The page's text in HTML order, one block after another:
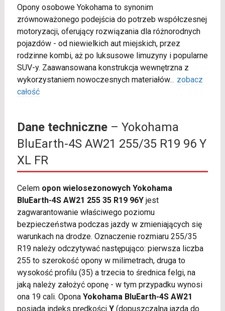
Opony osobowe Yokohama to synonim
zrównoważonego podejścia do potrzeb współczesnej
motoryzacji, oferujący rozwiązania dla różnorodnych
pojazdów - od niewielkich aut miejskich, przez
rodzinne kombi, aż po luksusowe limuzyny i popularne
SUV-y. Zaawansowana konstrukcja wewnętrzna z
wykorzystaniem nowoczesnych materiałów... zobacz
całość
Dane techniczne– Yokohama
BluEarth-4S AW21 255/35 R19 96 Y
XL FR
Celem opon wielosezonowych Yokohama
BluEarth-4S AW21 255 35 R19 96Yjest
zagwarantowanie właściwego poziomu
bezpieczeństwa podczas jazdy w zmieniających się
warunkach na drodze. Oznaczenie rozmiaru 255/35
R19 należy odczytywać następująco: pierwsza liczba
255 to szerokość opony w milimetrach, druga to
wysokość profilu (35) a trzecia to średnica felgi, na
jaką należy założyć oponę - w tym przypadku wynosi
ona 19 cali. Opona Yokohama BluEarth-4S AW21
posiada indeks prędkości Y(dopuszczalna jazda do